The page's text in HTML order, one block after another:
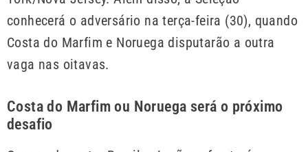
conhecerá o adversário na terça-feira (30), quando
Costa do Marfim e Noruega disputarão a outra
vaga nas oitavas.
Costa do Marfim ou Noruega será o próximo
desafio